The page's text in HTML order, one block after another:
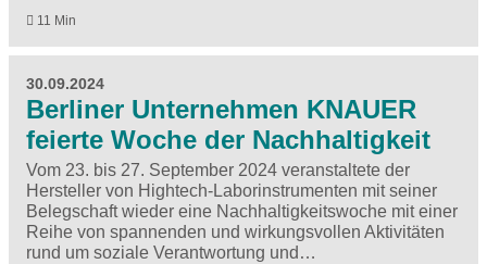
11 Min
30.09.2024
Berliner Unternehmen KNAUER
feierte Woche der Nachhaltigkeit
Vom 23. bis 27. September 2024 veranstaltete der
Hersteller von Hightech-Laborinstrumenten mit seiner
Belegschaft wieder eine Nachhaltigkeitswoche mit einer
Reihe von spannenden und wirkungsvollen Aktivitäten
rund um soziale Verantwortung und…